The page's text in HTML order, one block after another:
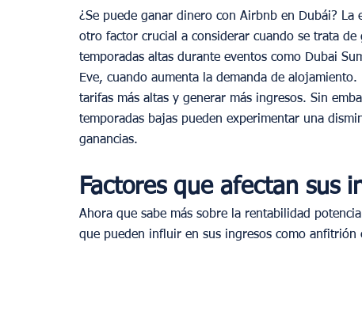
¿Se puede ganar dinero con Airbnb en Dubái? La
otro factor crucial a considerar cuando se trata
temporadas altas durante eventos como Dubai
Eve, cuando aumenta la demanda de
tarifas más altas y generar más ingresos. Sin
temporadas bajas pueden experimentar una
ganancias.
Factores que afectan sus
Ahora que sabe más sobre la rentabilidad
que pueden influir en sus ingresos como anfitrión